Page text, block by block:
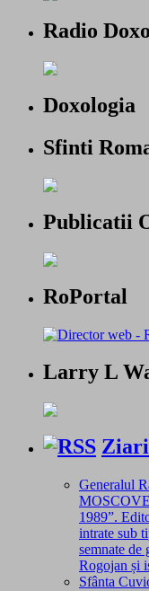
Radio
Doxologia
Sfinti
Publicatii
RoPortal
Larry L
Generalul
1989”.
intrate sub
semnate
Rogojan și
Sfânta